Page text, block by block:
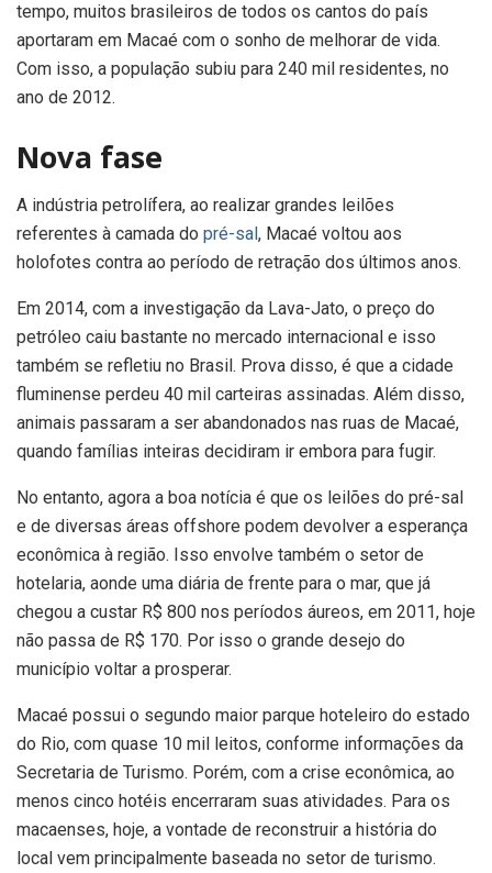
tempo, muitos brasileiros de todos os cantos do país
aportaram em Macaé com o sonho de melhorar de vida.
Com isso, a população subiu para 240 mil residentes, no
ano de 2012.
Nova fase
A indústria petrolífera, ao realizar grandes leilões
referentes à camada do pré-sal , Macaé voltou aos
holofotes contra ao período de retração dos últimos anos.
Em 2014, com a investigação da Lava-Jato, o preço do
petróleo caiu bastante no mercado internacional e isso
também se refletiu no Brasil. Prova disso, é que a cidade
fluminense perdeu 40 mil carteiras assinadas. Além disso,
animais passaram a ser abandonados nas ruas de Macaé,
quando famílias inteiras decidiram ir embora para fugir.
No entanto, agora a boa notícia é que os leilões do pré-sal
e de diversas áreas offshore podem devolver a esperança
econômica à região. Isso envolve também o setor de
hotelaria, aonde uma diária de frente para o mar, que já
chegou a custar R$ 800 nos períodos áureos, em 2011, hoje
não passa de R$ 170. Por isso o grande desejo do
município voltar a prosperar.
Macaé possui o segundo maior parque hoteleiro do estado
do Rio, com quase 10 mil leitos, conforme informações da
Secretaria de Turismo. Porém, com a crise econômica, ao
menos cinco hotéis encerraram suas atividades. Para os
macaenses, hoje, a vontade de reconstruir a história do
local vem principalmente baseada no setor de turismo.